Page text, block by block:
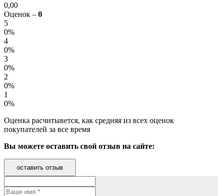
0,00
Оценок – 0
5
0%
4
0%
3
0%
2
0%
1
0%
Оценка расчитывется, как средняя из всех оценок
покупателей за все время
Вы можете оставить свой отзыв на сайте:
оставить отзыв